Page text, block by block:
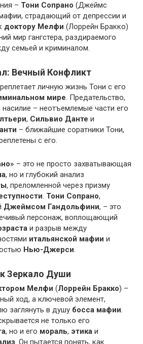
– Тони Сопрано (Джеймс
страдающий от депрессии и
доктору Мелфи (Лоррейн Бракко)
мир гангстера, раздираемого
семьей и криминалом.
Вечный Конфликт
личную жизнь Тони с его
мире. Предательство,
насилие – неотъемлемые части его
, Сильвио Данте и
– ближайшие соратники Тони,
с его.
– это не просто захватывающая
, но и глубокий анализ
, преломленной через призму
. Тони Сопрано,
Джеймсом Гандольфини, – это
персонаж, воплощающий
и разрыв между
итальянской мафии и
Нью-Джерси.
Зеркало Души
Мелфи (Лоррейн Бракко) –
ход, а ключевой элемент,
заглянуть в душу босса мафии.
не только его
, но и его мораль, этика и
. Он пытается понять, как